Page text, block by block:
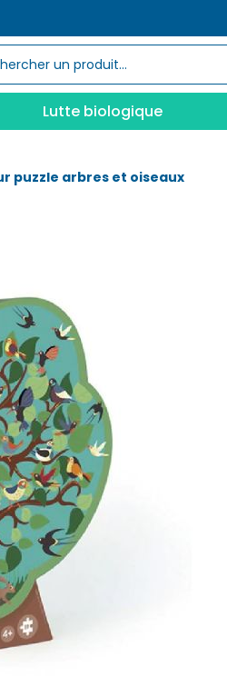
Lutte biologique
puzzle arbres et oiseaux